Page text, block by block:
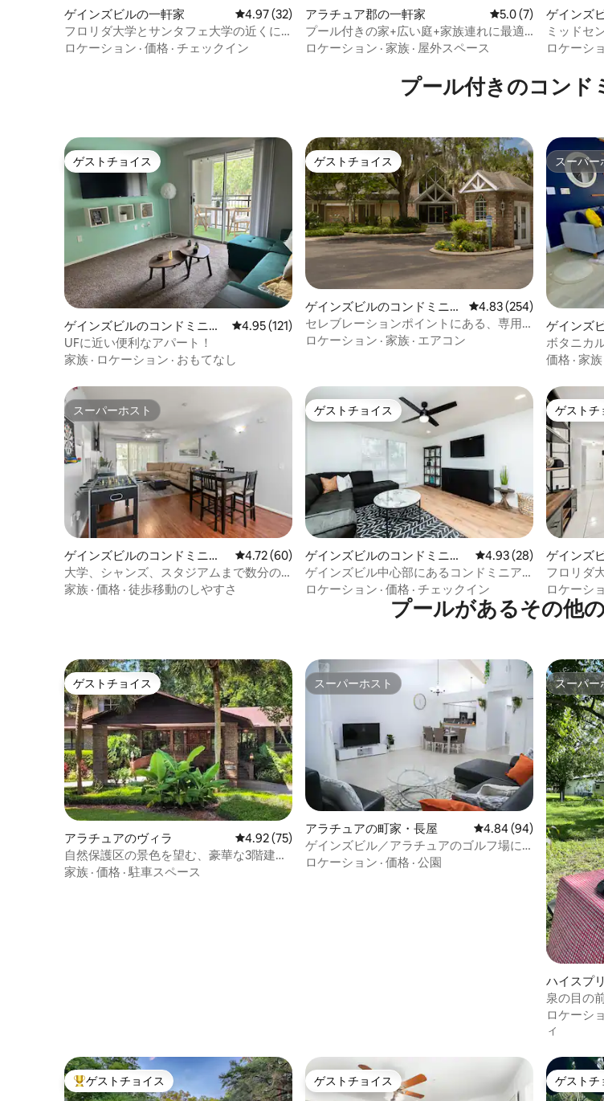
ゲインズビルの一軒家 レビュー32件、5つ星中4.97つ星の平均評価
4.97 (32)
フロリダ大学とサンタフェ大学の近くに
あるプール付きのBoho Chic。
ロケーション · 価格 · チェックイン
アラチュア郡の一軒家 レビュー7件、5つ星
5.0 (7)
プール付きの家+広い庭+家族連れに最適
な4ベッドルーム
ロケーション · 家族 · 屋外スペース
ゲインズ
ミッドセ
ス近くの
ロケーシ
プール付きのコンド
ゲストチョイス
ゲストチョイス
ゲインズビルのコンドミニア
ム
レビュー121件、5つ星中4.95つ星の平均評価
4.95 (121)
UFに近い便利なアパート！
家族 · ロケーション · おもてなし
ゲストチョイス
ゲストチョイス
ゲインズビルのコンドミニア
ム
レビュー254件、5つ星
4.83 (254)
セレブレーションポイントにある、専用
バスルーム付きの3ベッドルームのコンド
ロケーション · 家族 · エアコン
スーパー
スーパー
ゲインズ
ム
ボタニカ
ッドとプ
価格 · 家族
スーパーホスト
スーパーホスト
ゲインズビルのコンドミニア
ム
レビュー60件、5つ星中4.72つ星の平均評価
4.72 (60)
大学、シャンズ、スタジアムまで数分の
広々としたアパート！
家族 · 価格 · 徒歩移動のしやすさ
ゲストチョイス
ゲストチョイス
ゲインズビルのコンドミニア
ム
レビュー28件、5つ星
4.93 (28)
ゲインズビル中心部にあるコンドミニア
ム
ロケーション · 価格 · チェックイン
ゲストチ
ゲストチ
ゲインズ
フロリダ
くのモダ
のアパート
ロケーシ
プールがあるその他
ゲストチョイス
ゲストチョイス
アラチュアのヴィラ レビュー75件、5つ星中4.92つ星の平均評価
4.92 (75)
自然保護区の景色を望む、豪華な3階建て
6寝室ヴィラ
家族 · 価格 ·駐車スペース
スーパーホスト
スーパーホスト
アラチュアの町家・長屋 レビュー94件、5つ星
4.84 (94)
ゲインズビル／アラチュアのゴルフ場に
ある、静かな2寝室2バスルームの宿泊先
ロケーション · 価格 · 公園
スーパー
スーパー
ハイスプ
ングカー
泉の目の
ンの近く
ロケーシ
ィ
大好評のゲストチョイスです。
ゲストチョイス ゲストチョイス
ゲストチョイス ゲストチ
ゲストチ